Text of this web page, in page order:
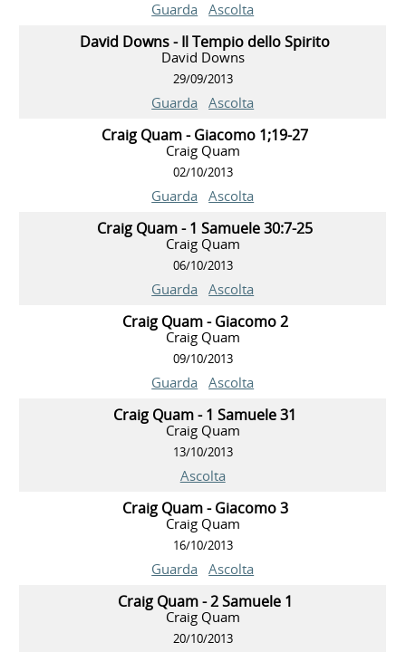
Guarda Ascolta
David Downs - Il Tempio dello Spirito
David Downs
29/09/2013
Guarda Ascolta
Craig Quam - Giacomo 1;19-27
Craig Quam
02/10/2013
Guarda Ascolta
Craig Quam - 1 Samuele 30:7-25
Craig Quam
06/10/2013
Guarda Ascolta
Craig Quam - Giacomo 2
Craig Quam
09/10/2013
Guarda Ascolta
Craig Quam - 1 Samuele 31
Craig Quam
13/10/2013
Ascolta
Craig Quam - Giacomo 3
Craig Quam
16/10/2013
Guarda Ascolta
Craig Quam - 2 Samuele 1
Craig Quam
20/10/2013